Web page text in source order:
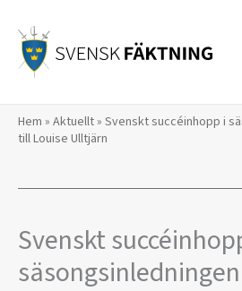
innehåll
Hem » Aktuellt» Svenskt succéinhopp i
till Louise Ulltjärn
Svenskt